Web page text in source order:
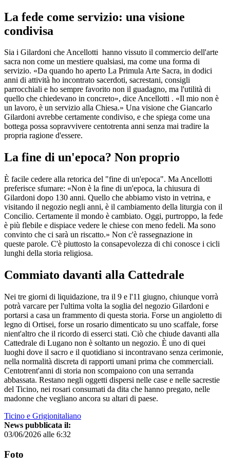
La fede come servizio: una visione
condivisa
Sia i Gilardoni che Ancellotti hanno vissuto il commercio dell'arte
sacra non come un mestiere qualsiasi, ma come una forma di
servizio. «Da quando ho aperto La Primula Arte Sacra, in dodici
anni di attività ho incontrato sacerdoti, sacrestani, consigli
parrocchiali e ho sempre favorito non il guadagno, ma l'utilità di
quello che chiedevano in concreto», dice Ancellotti . «Il mio non è
un lavoro, è un servizio alla Chiesa.» Una visione che Giancarlo
Gilardoni avrebbe certamente condiviso, e che spiega come una
bottega possa sopravvivere centotrenta anni senza mai tradire la
propria ragione d'essere.
La fine di un'epoca? Non proprio
È facile cedere alla retorica del "fine di un'epoca". Ma Ancellotti
preferisce sfumare: «Non è la fine di un'epoca, la chiusura di
Gilardoni dopo 130 anni. Quello che abbiamo visto in vetrina, e
visitando il negozio negli anni, è il cambiamento della liturgia con il
Concilio. Certamente il mondo è cambiato. Oggi, purtroppo, la fede
è più flebile e dispiace vedere le chiese con meno fedeli. Ma sono
convinto che ci sarà un riscatto.» Non c'è rassegnazione in
queste parole. C'è piuttosto la consapevolezza di chi conosce i cicli
lunghi della storia religiosa.
Commiato davanti alla Cattedrale
Nei tre giorni di liquidazione, tra il 9 e l'11 giugno, chiunque vorrà
potrà varcare per l'ultima volta la soglia del negozio Gilardoni e
portarsi a casa un frammento di questa storia. Forse un angioletto di
legno di Ortisei, forse un rosario dimenticato su uno scaffale, forse
nient'altro che il ricordo di esserci stati. Ciò che chiude davanti alla
Cattedrale di Lugano non è soltanto un negozio. È uno di quei
luoghi dove il sacro e il quotidiano si incontravano senza cerimonie,
nella normalità discreta di rapporti umani prima che commerciali.
Centotrent'anni di storia non scompaiono con una serranda
abbassata. Restano negli oggetti dispersi nelle case e nelle sacrestie
del Ticino, nei rosari consumati da dita che hanno pregato, nelle
madonne che vegliano ancora su altari di paese.
Ticino e Grigionitaliano
News pubblicata il:
03/06/2026 alle 6:32
Foto